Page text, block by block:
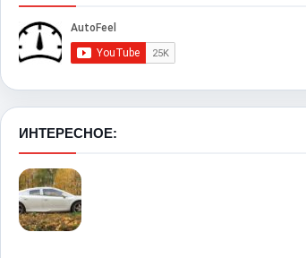
ИНТЕРЕСНОЕ: